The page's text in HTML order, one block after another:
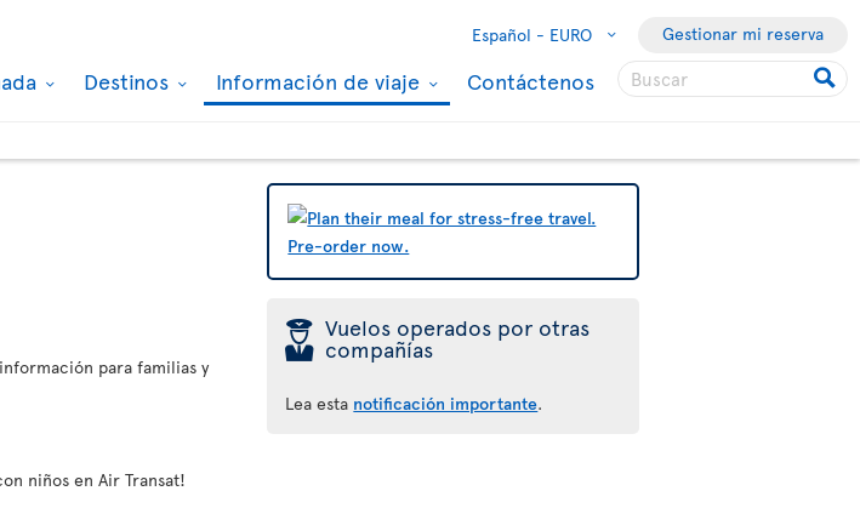
Español - EURO Gestionar mi reserva
Destinos Información de viaje Contáctenos
para familias y
niños en Air Transat!
þ Vuelos operados por otras
compañías
Lea esta notificación importante.